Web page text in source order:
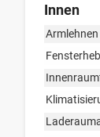
Innen
Armlehnen